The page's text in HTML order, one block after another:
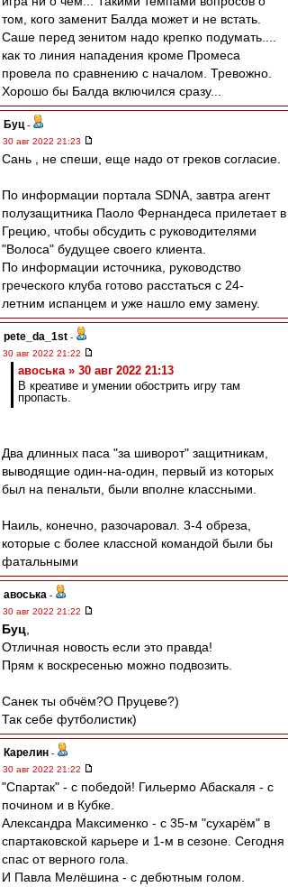
том, кого заменит Балда может и не встать.
Саше перед зенитом надо крепко подумать....
как то линия нападения кроме Промеса
провела по сравнению с началом. Тревожно.
Хорошо бы Балда включился сразу...
Буц -
30 авг 2022 21:23
Сань , не спеши, еще надо от греков согласие.
По информации портала SDNA, завтра агент
полузащитника Паоло Фернандеса прилетает в
Грецию, чтобы обсудить с руководителями
"Волоса" будущее своего клиента.
По информации источника, руководство
греческого клуба готово расстаться с 24-
летним испанцем и уже нашло ему замену.
pete_da_1st -
30 авг 2022 21:22
авоська » 30 авг 2022 21:13
В креативе и умении обострить игру там
пропасть.
Два длинных паса "за шиворот" защитникам,
выводящие один-на-один, первый из которых
был на пенальти, были вполне классными.
Наиль, конечно, разочаровал. 3-4 обреза,
которые с более классной командой были бы
фатальными
авоська -
30 авг 2022 21:22
Буц
Отличная новость если это правда!
Прям к воскресенью можно подвозить.
Санек ты обчём?О Пруцеве?)
Так себе футболистик)
Карелин -
30 авг 2022 21:22
"Спартак" - с победой! Гильермо Абаскаля - с
почином и в Кубке.
Александра Максименко - с 35-м "сухарём" в
спартаковской карьере и 1-м в сезоне. Сегодня
спас от верного гола.
И Павла Мелёшина - с дебютным голом.